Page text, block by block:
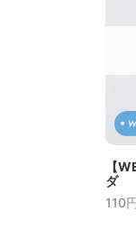
【
ダ
110